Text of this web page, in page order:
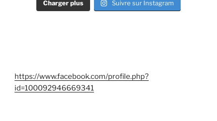
Charger plus Suivre sur Instagram
https://www.facebook.com/profile.php?
id=100092946669341